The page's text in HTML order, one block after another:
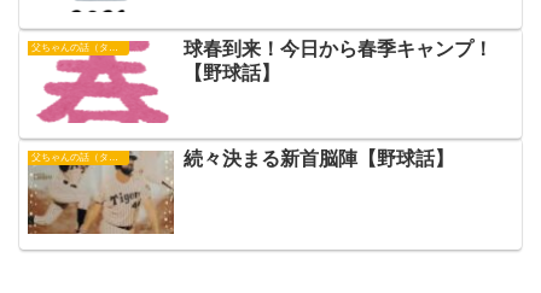
球春到来！今日から春季キャンプ！
【野球話】
父ちゃんの話（タイガース） 続々決まる新首脳陣【野球話】